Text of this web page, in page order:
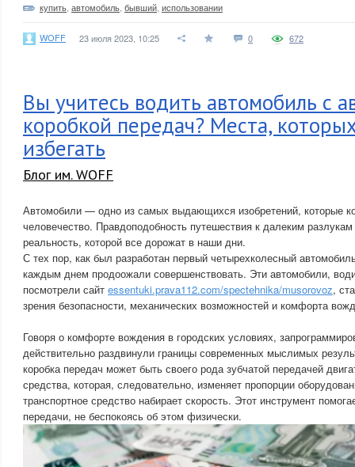
купить автомобиль бывший использовании
WOFF 23 июля 2023, 10:25 0 672
Вы учитесь водить автомобиль с
коробкой передач? Места,
избегать
Блог им. WOFF
Автомобили — одно из самых выдающихся изобретений, которые
человечество. Правдоподобность путешествия к далеким
реальность, которой все дорожат в наши дни.
С тех пор, как был разработан первый четырехколесный
каждым днем продоожали совершенствовать. Эти автомобили,
посмотрели сайт essentuki.prava112.com/spectehnika/musorovoz,
зрения безопасности, механических возможностей и комфорта
Говоря о комфорте вождения в городских условиях,
действительно раздвинули границы современных мыслимых
коробка передач может быть своего рода зубчатой ​​передачей
средства, которая, следовательно, изменяет пропорции
транспортное средство набирает скорость. Этот инструмент
передачи, не беспокоясь об этом физически.